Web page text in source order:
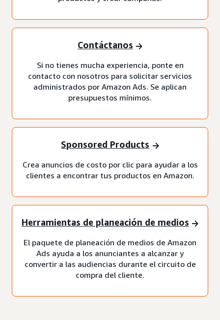
Contáctanos
Si no tienes mucha experiencia, ponte en
contacto con nosotros para solicitar servicios
administrados por Amazon Ads. Se aplican
presupuestos mínimos.
Sponsored Products
Crea anuncios de costo por clic para ayudar a los
clientes a encontrar tus productos en Amazon.
Herramientas de planeación de medios
El paquete de planeación de medios de Amazon
Ads ayuda a los anunciantes a alcanzar y
convertir a las audiencias durante el circuito de
compra del cliente.